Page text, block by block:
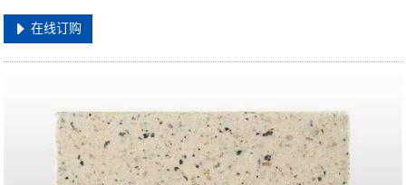
在线订购